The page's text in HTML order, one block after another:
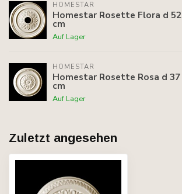
HOMESTAR
Homestar Rosette Flora d 52
cm
Auf Lager
HOMESTAR
Homestar Rosette Rosa d 37
cm
Auf Lager
Zuletzt angesehen